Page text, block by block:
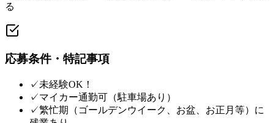
る
応募条件・特記事項
✓未経験OK！
✓マイカー通勤可（駐車場あり）
✓繁忙期（ゴールデンウイーク、お盆、お正月等）に